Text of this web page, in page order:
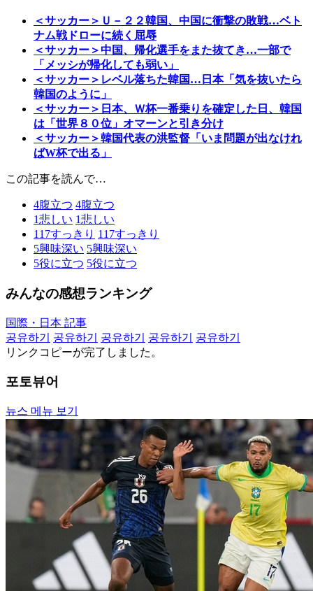
＜サッカー＞Ｕ－２２韓国、中国に衝撃の敗戦…ベト
ナム戦ドローに続く屈辱
＜サッカー＞中国、帰化選手をまた抜てき…一部で
「メッシが帰化しても弱い」
＜サッカー＞レベル落ちた韓国…日本「気を抜いたら
韓国のように」
＜サッカー＞日本、Ｗ杯一番乗りを確定した日、韓国
は「世界８０位」オマーンと引き分け
＜サッカー＞韓国代表の洪監督「いま問題が出なけれ
ばW杯で出る」
この記事を読んで…
4腹立つ 4腹立つ
1悲しい 1悲しい
117すっきり 117すっきり
5興味深い 5興味深い
5役に立つ 5役に立つ
みんなの感想ランキング
国際・日本 記事
공유하기
공유하기 공유하기 공유하기
공유하기
リンクコピーが完了しました。
포토뷰어
뉴스 메뉴 보기